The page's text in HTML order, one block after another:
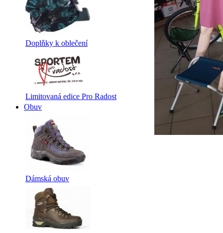
Doplňky k oblečení
Limitovaná edice Pro Radost
Obuv
Dámská obuv